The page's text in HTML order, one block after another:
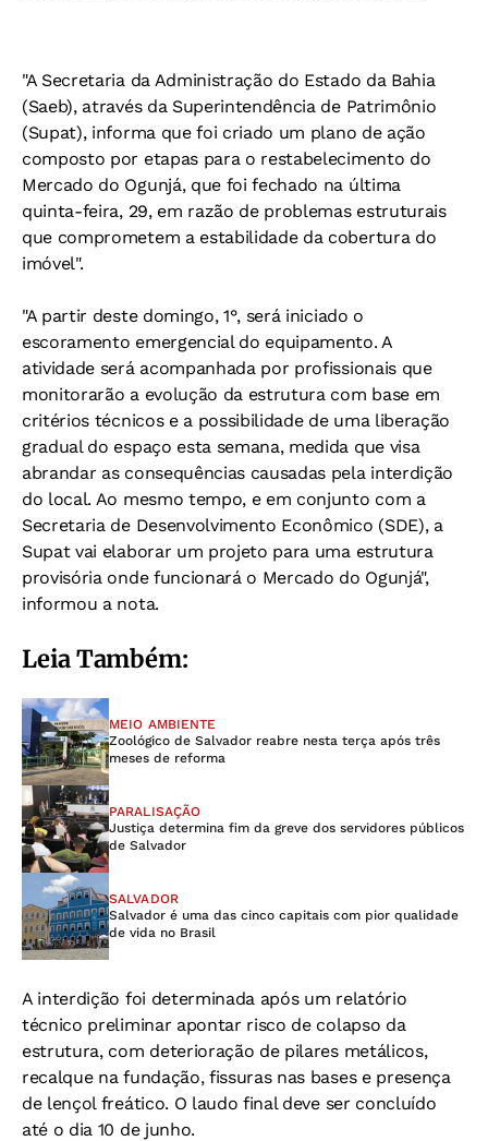
"A Secretaria da Administração do Estado da Bahia
(Saeb), através da Superintendência de Patrimônio
(Supat), informa que foi criado um plano de ação
composto por etapas para o restabelecimento do
Mercado do Ogunjá, que foi fechado na última
quinta-feira, 29, em razão de problemas estruturais
que comprometem a estabilidade da cobertura do
imóvel".
"A partir deste domingo, 1°, será iniciado o
escoramento emergencial do equipamento. A
atividade será acompanhada por profissionais que
monitorarão a evolução da estrutura com base em
critérios técnicos e a possibilidade de uma liberação
gradual do espaço esta semana, medida que visa
abrandar as consequências causadas pela interdição
do local. Ao mesmo tempo, e em conjunto com a
Secretaria de Desenvolvimento Econômico (SDE), a
Supat vai elaborar um projeto para uma estrutura
provisória onde funcionará o Mercado do Ogunjá",
informou a nota.
Leia Também:
MEIO AMBIENTE
Zoológico de Salvador reabre nesta terça após três
meses de reforma
PARALISAÇÃO
Justiça determina fim da greve dos servidores públicos
de Salvador
SALVADOR
Salvador é uma das cinco capitais com pior qualidade
de vida no Brasil
A interdição foi determinada após um relatório
técnico preliminar apontar risco de colapso da
estrutura, com deterioração de pilares metálicos,
recalque na fundação, fissuras nas bases e presença
de lençol freático. O laudo final deve ser concluído
até o dia 10 de junho.